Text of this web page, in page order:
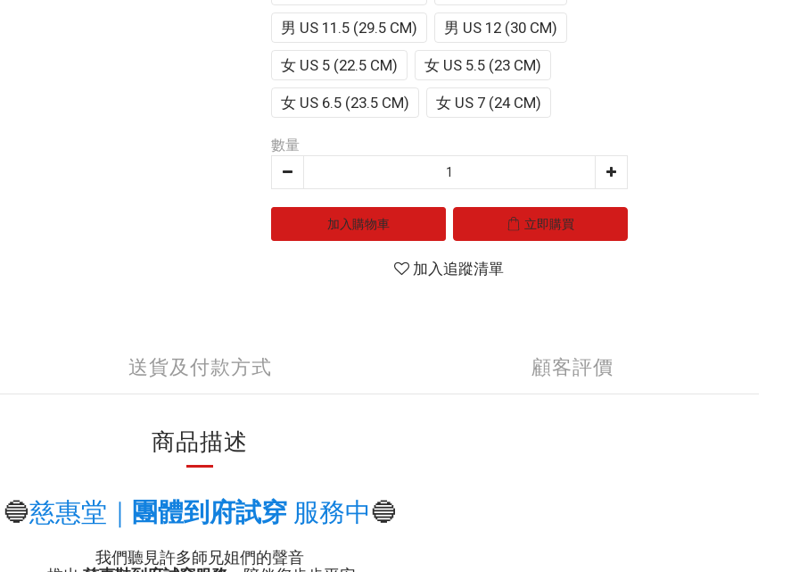
男 US 11.5 (29.5 CM) 男 US 12 (30 CM)
女 US 5 (22.5 CM) 女 US 5.5 (23 CM)
女 US 6.5 (23.5 CM) 女 US 7 (24 CM)
數量
加入購物車 立即購買
加入追蹤清單
送貨及付款方式 顧客評價
商品描述
🔵慈惠堂｜ 團體到府試穿 服務中🔵
我們聽見許多師兄姐們的聲音